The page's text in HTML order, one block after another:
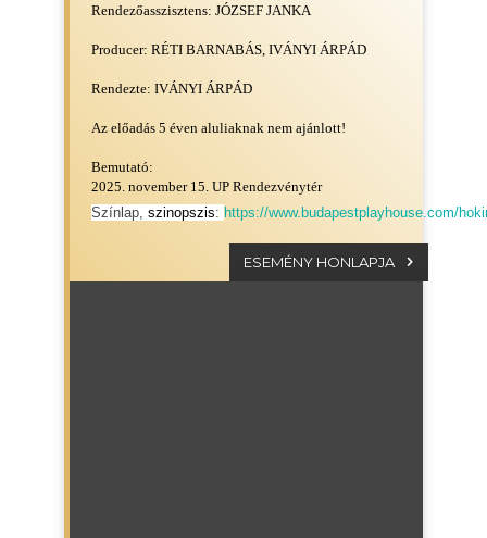
Rendezőasszisztens: JÓZSEF JANKA
Producer: RÉTI BARNABÁS, IVÁNYI ÁRPÁD
Rendezte: IVÁNYI ÁRPÁD
Az előadás 5 éven aluliaknak nem ajánlott!
Bemutató:
2025. november 15. UP Rendezvénytér
Színlap, szinopszis: https://www.budapestplayhouse.com/
ESEMÉNY HONLAPJA